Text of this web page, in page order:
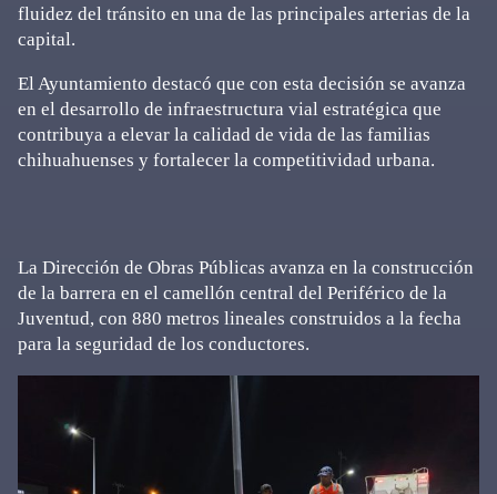
fluidez del tránsito en una de las principales arterias de la
capital.
El Ayuntamiento destacó que con esta decisión se avanza
en el desarrollo de infraestructura vial estratégica que
contribuya a elevar la calidad de vida de las familias
chihuahuenses y fortalecer la competitividad urbana.
La Dirección de Obras Públicas avanza en la construcción
de la barrera en el camellón central del Periférico de la
Juventud, con 880 metros lineales construidos a la fecha
para la seguridad de los conductores.